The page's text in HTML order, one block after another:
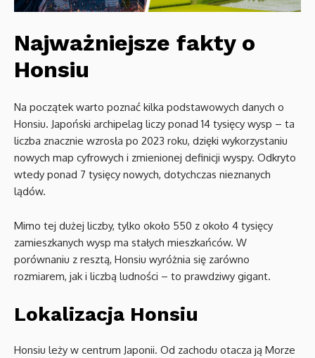
Najważniejsze fakty o
Honsiu
Na początek warto poznać kilka podstawowych danych o
Honsiu. Japoński archipelag liczy ponad 14 tysięcy wysp – ta
liczba znacznie wzrosła po 2023 roku, dzięki wykorzystaniu
nowych map cyfrowych i zmienionej definicji wyspy. Odkryto
wtedy ponad 7 tysięcy nowych, dotychczas nieznanych
lądów.
Mimo tej dużej liczby, tylko około 550 z około 4 tysięcy
zamieszkanych wysp ma stałych mieszkańców. W
porównaniu z resztą, Honsiu wyróżnia się zarówno
rozmiarem, jak i liczbą ludności – to prawdziwy gigant.
Lokalizacja Honsiu
Honsiu leży w centrum Japonii. Od zachodu otacza ją Morze